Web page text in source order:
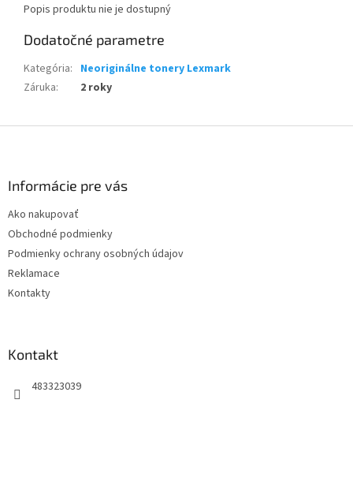
Popis produktu nie je dostupný
Dodatočné parametre
Kategória: Neoriginálne tonery Lexmark
Záruka: 2 roky
Informácie pre vás
Ako nakupovať
Obchodné podmienky
Podmienky ochrany osobných údajov
Reklamace
Kontakty
Kontakt
483323039